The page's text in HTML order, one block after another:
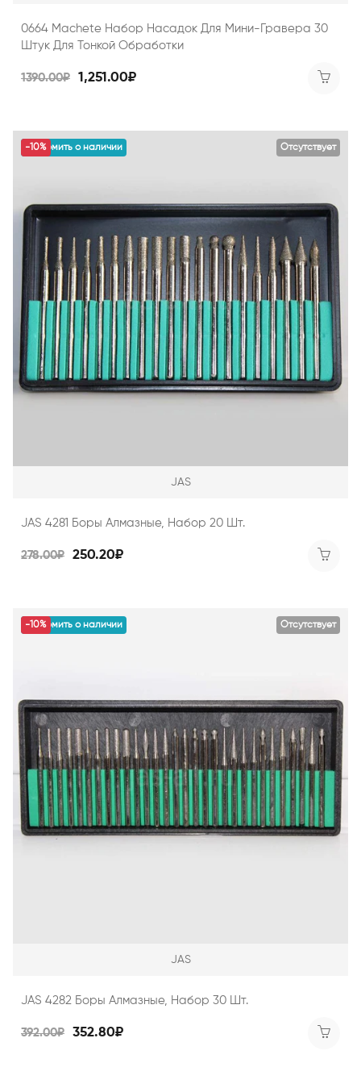
0664 Machete Набор Насадок Для Мини-Гравера 30
Штук Для Тонкой Обработки
1390.00₽ 1,251.00₽
Отсутствует
уведомить о наличии
-10%
JAS
JAS 4281 Боры Алмазные, Набор 20 Шт.
278.00₽ 250.20₽
Отсутствует
уведомить о наличии
-10%
JAS
JAS 4282 Боры Алмазные, Набор 30 Шт.
392.00₽ 352.80₽